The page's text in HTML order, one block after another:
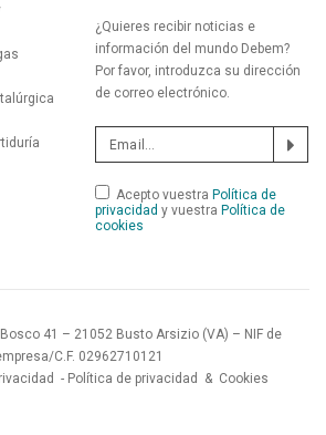
¿Quieres recibir noticias e
información del mundo Debem?
Por favor, introduzca su dirección
de correo electrónico.
Acepto vuestra Política de
privacidad y vuestra Política de
cookies
Bosco 41 – 21052 Busto Arsizio (VA) – NIF de
C.F. 02962710121
- Política de privacidad & Cookies